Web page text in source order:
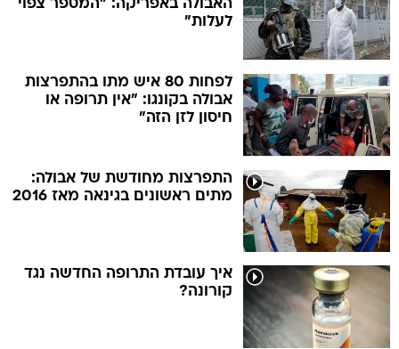
האבולה באפריקה: "המספר צפוי
לעלות"
לפחות 80 איש מתו בהתפרצות
אבולה בקונגו: "אין תרופה או
חיסון לזן הזה"
התפרצות מחודשת של אבולה:
מתים ראשונים בגינאה מאז 2016
איך עובדת התרופה החדשה נגד
קורונה?